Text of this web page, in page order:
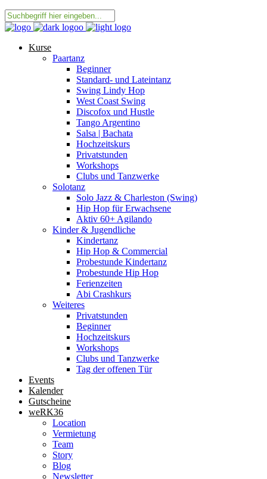
Kurse
Paartanz
Beginner
Standard- und Lateintanz
Swing Lindy Hop
West Coast Swing
Discofox und Hustle
Tango Argentino
Salsa | Bachata
Hochzeitskurs
Privatstunden
Workshops
Clubs und Tanzwerke
Solotanz
Solo Jazz & Charleston (Swing)
Hip Hop für Erwachsene
Aktiv 60+ Agilando
Kinder & Jugendliche
Kindertanz
Hip Hop & Commercial
Probestunde Kindertanz
Probestunde Hip Hop
Ferienzeiten
Abi Crashkurs
Weiteres
Privatstunden
Beginner
Hochzeitskurs
Workshops
Clubs und Tanzwerke
Tag der offenen Tür
Events
Kalender
Gutscheine
weRK36
Location
Vermietung
Team
Story
Blog
Newsletter